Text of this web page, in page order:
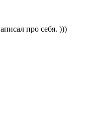
про себя. )))